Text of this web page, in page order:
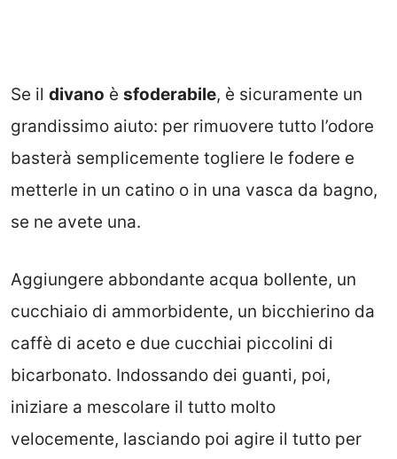
Se il divano è sfoderabile, è sicuramente un
grandissimo aiuto: per rimuovere tutto l’odore
basterà semplicemente togliere le fodere e
metterle in un catino o in una vasca da bagno,
se ne avete una.
Aggiungere abbondante acqua bollente, un
cucchiaio di ammorbidente, un bicchierino da
caffè di aceto e due cucchiai piccolini di
bicarbonato. Indossando dei guanti, poi,
iniziare a mescolare il tutto molto
velocemente, lasciando poi agire il tutto per